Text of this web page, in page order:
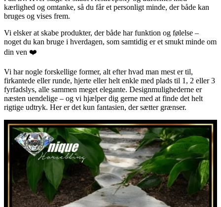
kærlighed og omtanke, så du får et personligt minde, der både kan
bruges og vises frem.
Vi elsker at skabe produkter, der både har funktion og følelse –
noget du kan bruge i hverdagen, som samtidig er et smukt minde om
din ven ❤️
Vi har nogle forskellige former, alt efter hvad man mest er til,
firkantede eller runde, hjerte eller helt enkle med plads til 1, 2 eller 3
fyrfadslys, alle sammen meget elegante. Designmulighederne er
næsten uendelige – og vi hjælper dig gerne med at finde det helt
rigtige udtryk. Her er det kun fantasien, der sætter grænser.